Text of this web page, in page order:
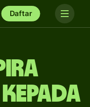
Daftar